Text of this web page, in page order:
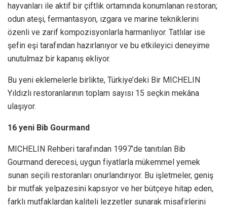
hayvanları ile aktif bir çiftlik ortamında konumlanan restoran;
odun ateşi, fermantasyon, ızgara ve marine tekniklerini
özenli ve zarif kompozisyonlarla harmanlıyor. Tatlılar ise
şefin eşi tarafından hazırlanıyor ve bu etkileyici deneyime
unutulmaz bir kapanış ekliyor.
Bu yeni eklemelerle birlikte, Türkiye’deki Bir MICHELIN
Yıldızlı restoranlarının toplam sayısı 15 seçkin mekâna
ulaşıyor.
16 yeni Bib Gourmand
MICHELIN Rehberi tarafından 1997’de tanıtılan Bib
Gourmand derecesi, uygun fiyatlarla mükemmel yemek
sunan seçili restoranları onurlandırıyor. Bu işletmeler, geniş
bir mutfak yelpazesini kapsıyor ve her bütçeye hitap eden,
farklı mutfaklardan kaliteli lezzetler sunarak misafirlerini